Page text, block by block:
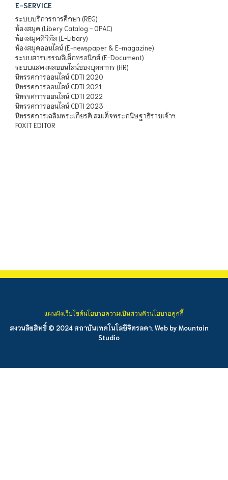
E-SERVICE
ระบบบริการการศึกษา (REG)
ห้องสมุด (Libery Catalog - OPAC)
ห้องสมุดดิจิทัล (E-Libary)
ห้องสมุดออนไลน์ (E-newspaper & E-magazine)
ระบบสารบรรณอิเล็กทรอนิกส์ (E-Document)
ระบบแสดงผลออนไลน์ของบุคลากร (HR)
นิทรรศการออนไลน์ CDTI 2020
นิทรรศการออนไลน์ CDTI 2021
นิทรรศการออนไลน์ CDTI 2022
นิทรรศการออนไลน์ CDTI 2023
นิทรรศการเฉลิมพระเกียรติ สมเด็จพระกนิษฐาธิราชเจ้าฯ
FOXIT EDITOR
สงวนลิขสิทธิ์ © 2024 สถาบันเทคโนโลยีจิตรลดา. Web by Mountain
Studio
แผนผังเว็บไซต์นโยบายความเป็นส่วนตัวนโยบายคุกกี้